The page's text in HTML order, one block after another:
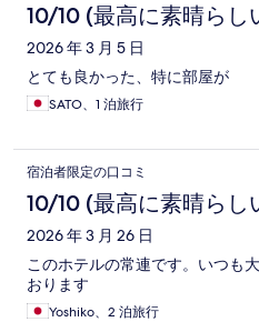
10/10 (最高に素晴らし
2026 年 3 月 5 日
とても良かった、特に部屋が
SATO、1 泊旅行
宿泊者限定の口コミ
10/10 (最高に素晴らし
2026 年 3 月 26 日
このホテルの常連です。いつも
おります
Yoshiko、2 泊旅行